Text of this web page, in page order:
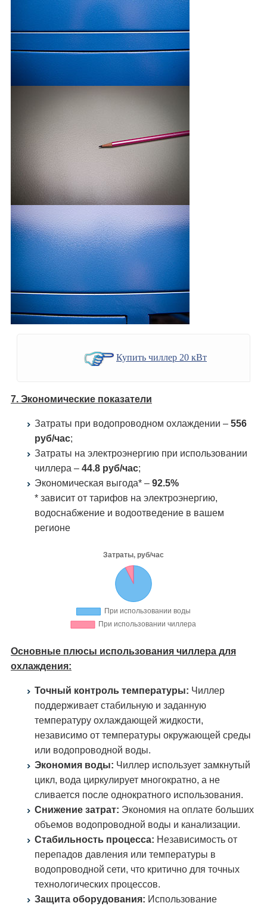
Купить чиллер 20 кВт
7. Экономические показатели
Затраты при водопроводном охлаждении – 556
руб/час;
Затраты на электроэнергию при использовании
чиллера – 44.8 руб/час;
Экономическая выгода* – 92.5%
* зависит от тарифов на электроэнергию,
водоснабжение и водоотведение в вашем
регионе
Основные плюсы использования чиллера для
охлаждения:
Точный контроль температуры: Чиллер
поддерживает стабильную и заданную
температуру охлаждающей жидкости,
независимо от температуры окружающей среды
или водопроводной воды.
Экономия воды: Чиллер использует замкнутый
цикл, вода циркулирует многократно, а не
сливается после однократного использования.
Снижение затрат: Экономия на оплате больших
объемов водопроводной воды и канализации.
Стабильность процесса: Независимость от
перепадов давления или температуры в
водопроводной сети, что критично для точных
технологических процессов.
Защита оборудования: Использование